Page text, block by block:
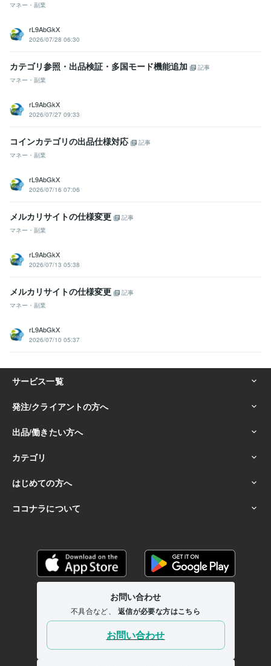
マネー・副業
rL9AbGkX
2026/07/28 06:30
カテゴリ参照・出品検証・多国モード機能追加
記事
マネー・副業
rL9AbGkX
2026/07/27 09:33
コインカテゴリの出品仕様対応
記事
マネー・副業
rL9AbGkX
2026/07/16 07:06
メルカリサイトの仕様変更
記事
マネー・副業
rL9AbGkX
2026/07/13 05:38
メルカリサイトの仕様変更
記事
マネー・副業
rL9AbGkX
2026/07/10 05:37